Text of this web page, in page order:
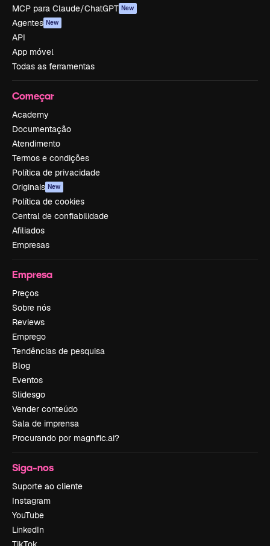
MCP para Claude/ChatGPT New
Agentes New
API
App móvel
Todas as ferramentas
Começar
Academy
Documentação
Atendimento
Termos e condições
Política de privacidade
Originais New
Política de cookies
Central de confiabilidade
Afiliados
Empresas
Empresa
Preços
Sobre nós
Reviews
Emprego
Tendências de pesquisa
Blog
Eventos
Slidesgo
Vender conteúdo
Sala de imprensa
Procurando por magnific.ai?
Siga-nos
Suporte ao cliente
Instagram
YouTube
LinkedIn